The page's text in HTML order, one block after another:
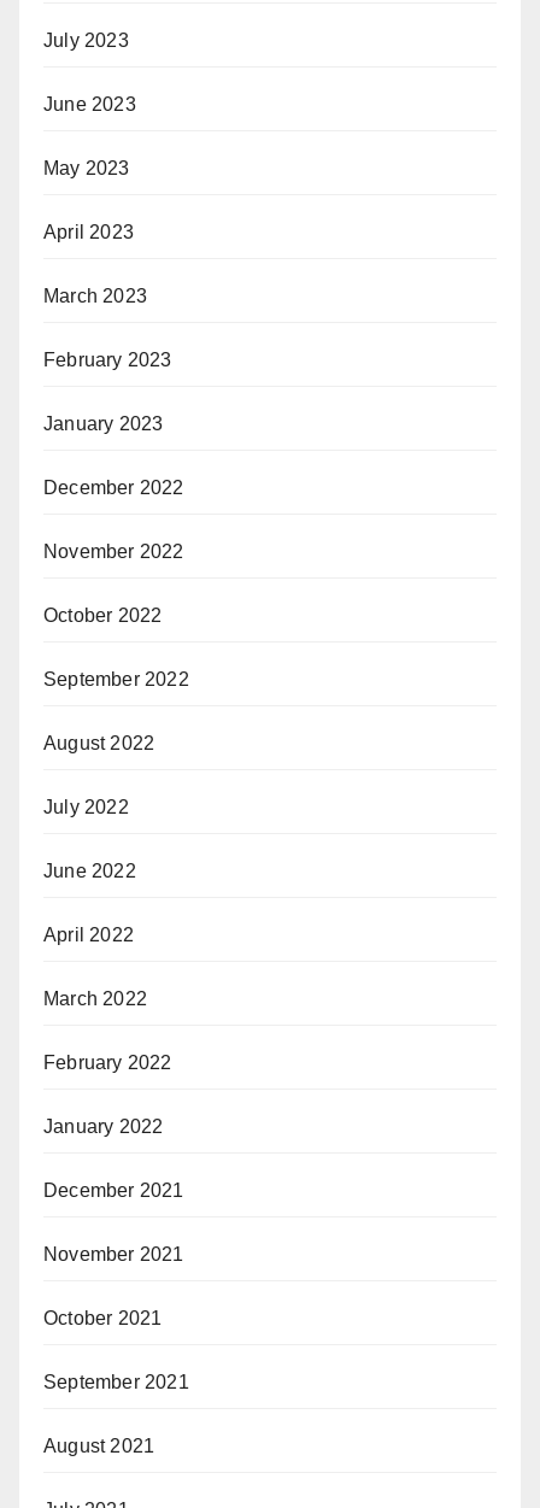
July 2023
June 2023
May 2023
April 2023
March 2023
February 2023
January 2023
December 2022
November 2022
October 2022
September 2022
August 2022
July 2022
June 2022
April 2022
March 2022
February 2022
January 2022
December 2021
November 2021
October 2021
September 2021
August 2021